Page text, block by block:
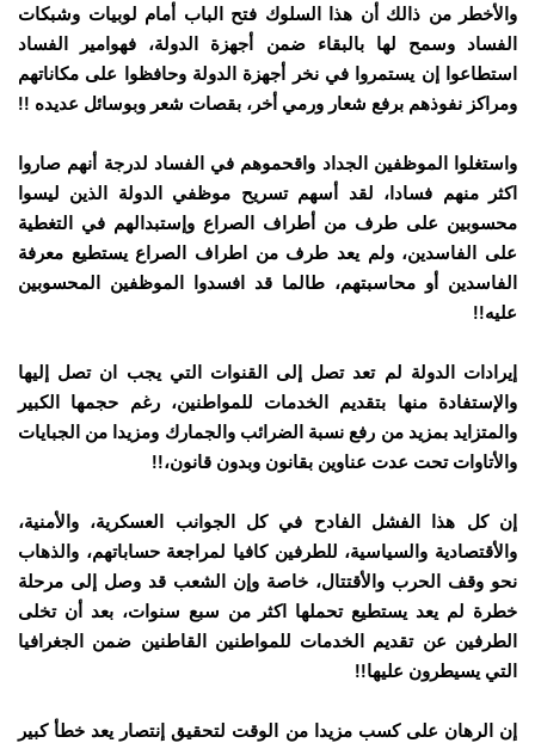
والأخطر من ذالك أن هذا السلوك فتح الباب أمام لوبيات وشبكات
الفساد وسمح لها بالبقاء ضمن أجهزة الدولة، فهوامير الفساد
استطاعوا إن يستمروا في نخر أجهزة الدولة وحافظوا على مكاناتهم
ومراكز نفوذهم برفع شعار ورمي أخر، بقصات شعر وبوسائل عديده !!
واستغلوا الموظفين الجداد واقحموهم في الفساد لدرجة أنهم صاروا
اكثر منهم فسادا، لقد أسهم تسريح موظفي الدولة الذين ليسوا
محسوبين على طرف من أطراف الصراع وإستبدالهم في التغطية
على الفاسدين، ولم يعد طرف من اطراف الصراع يستطيع معرفة
الفاسدين أو محاسبتهم، طالما قد افسدوا الموظفين المحسوبين
عليه!!
إيرادات الدولة لم تعد تصل إلى القنوات التي يجب ان تصل إليها
والإستفادة منها بتقديم الخدمات للمواطنين، رغم حجمها الكبير
والمتزايد بمزيد من رفع نسبة الضرائب والجمارك ومزيدا من الجبايات
والأتاوات تحت عدت عناوين بقانون وبدون قانون،!!
إن كل هذا الفشل الفادح في كل الجوانب العسكرية، والأمنية،
والأقتصادية والسياسية، للطرفين كافيا لمراجعة حساباتهم، والذهاب
نحو وقف الحرب والأقتتال، خاصة وإن الشعب قد وصل إلى مرحلة
خطرة لم يعد يستطيع تحملها اكثر من سبع سنوات، بعد أن تخلى
الطرفين عن تقديم الخدمات للمواطنين القاطنين ضمن الجغرافيا
التي يسيطرون عليها!!
إن الرهان على كسب مزيدا من الوقت لتحقيق إنتصار يعد خطأ كبير